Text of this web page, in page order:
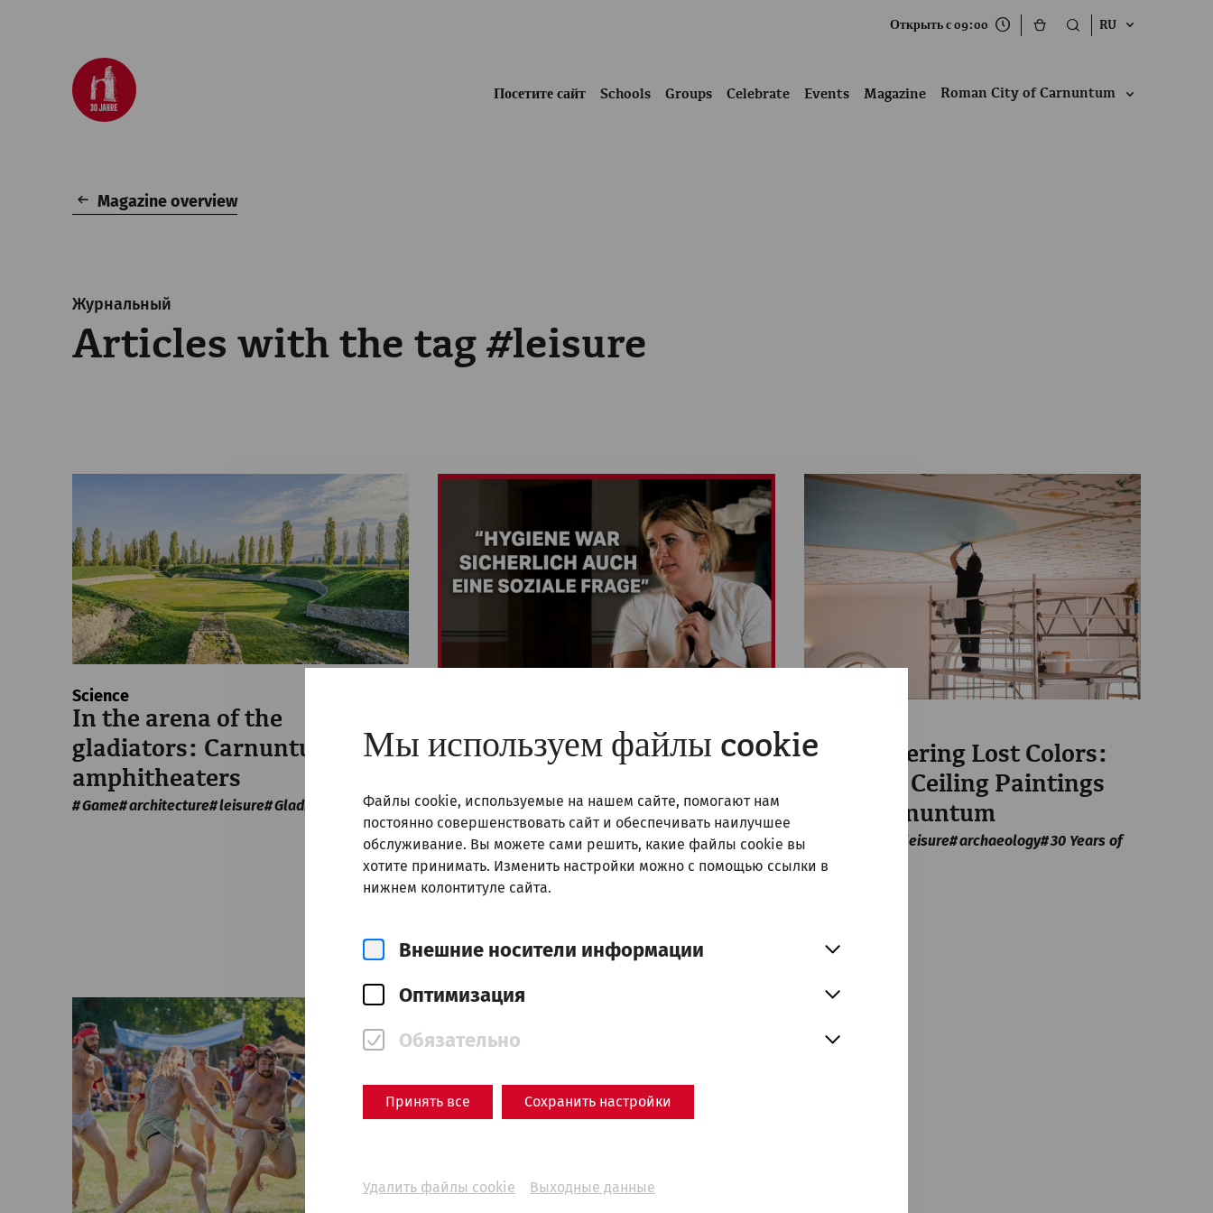
Мы используем файлы cookie
Файлы cookie, используемые на нашем сайте, помогают нам
постоянно совершенствовать сайт и обеспечивать наилучшее
обслуживание. Вы можете сами решить, какие файлы cookie вы
хотите принимать. Изменить настройки можно с помощью ссылки в
нижнем колонтитуле сайта.
Внешние носители информации
Оптимизация
Обязательно
Принять все Сохранить настройки
Удалить файлы cookie Выходные данные
Открыть с 09:00 RU
Посетите сайт Schools Groups Celebrate Events Magazine Roman City of Carnuntum
Magazine overview
Журнальный
Articles with the tag #leisure
Science
In the arena of the
gladiators: Carnuntum's
amphitheaters
Game architecture leisure Gladiatorsday
Videocast – Episode 10: The
Baths in the Civil City of
Carnuntum
Everyday
Rediscovering Lost Colors:
Wall and Ceiling Paintings
from Carnuntum
leisure archaeology 30 Years of
APC